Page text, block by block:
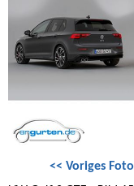
<< Voriges Foto